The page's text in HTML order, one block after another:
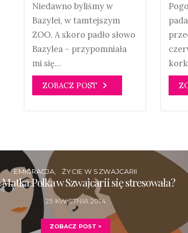
Niedawno byliśmy w
Bazylei, w tamtejszym
ZOO. A skoro padło słowo
Bazylea – przypomniała
mi się…
ZOBACZ POST
EMIGRACJA ŻYCIE W SZWAJCARII
Polka w Szwajcarii się stresowała?
25 KWIETNIA 2014
ZOBACZ POST >